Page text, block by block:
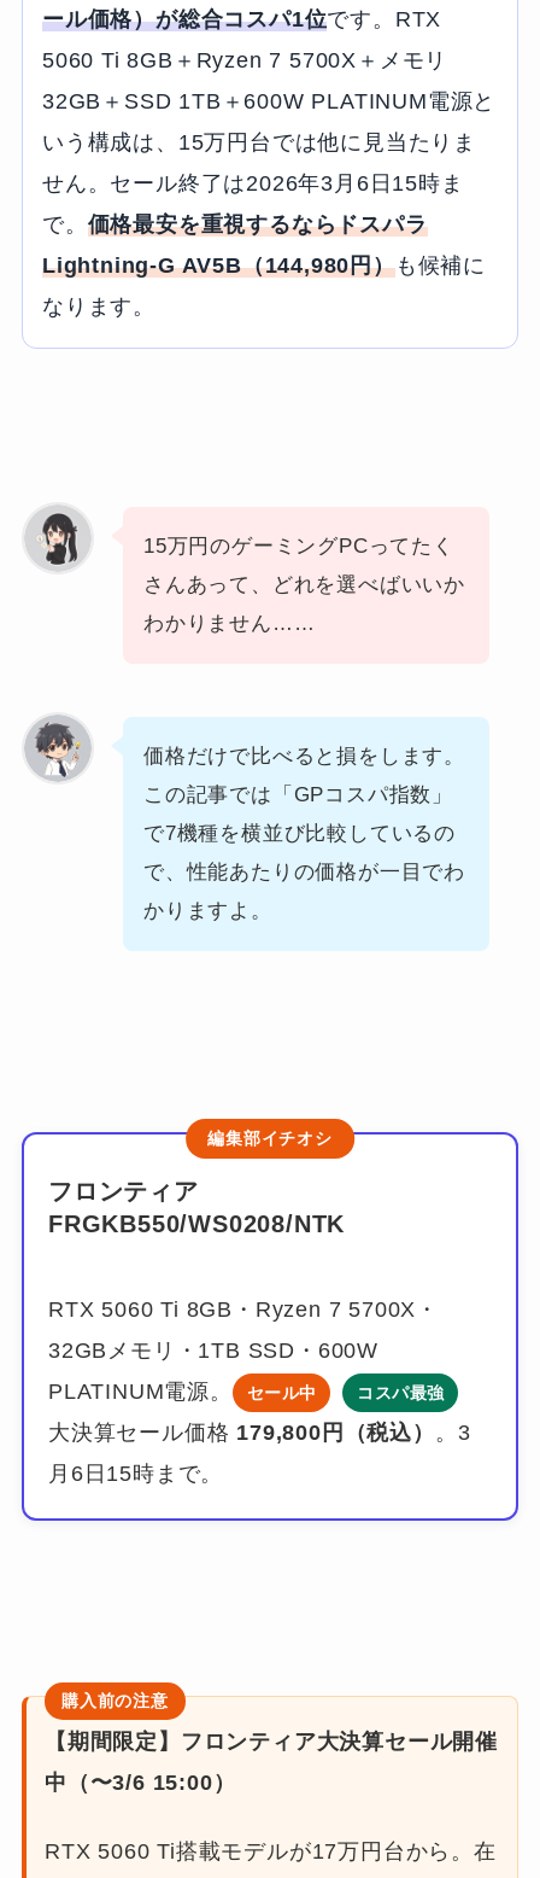
ール価格）が総合コスパ1位です。RTX
5060 Ti 8GB＋Ryzen 7 5700X＋メモリ
32GB＋SSD 1TB＋600W PLATINUM電源と
いう構成は、15万円台では他に見当たりま
せん。セール終了は2026年3月6日15時ま
で。 価格最安を重視するならドスパラ
Lightning-G AV5B（144,980円）も候補に
なります。
15万円のゲーミングPCってたく
さんあって、どれを選べばいいか
わかりません……
価格だけで比べると損をします。
この記事では「GPコスパ指数」
で7機種を横並び比較しているの
で、性能あたりの価格が一目でわ
かりますよ。
編集部イチオシ
フロンティア
FRGKB550/WS0208/NTK
RTX 5060 Ti 8GB・Ryzen 7 5700X・
32GBメモリ・1TB SSD・600W
PLATINUM電源。
セール中 コスパ最強
大決算セール価格 179,800円（税込） 。3
月6日15時まで。
【期間限定】フロンティア大決算セール開催
中（〜3/6 15:00）
RTX 5060 Ti搭載モデルが17万円台から。在